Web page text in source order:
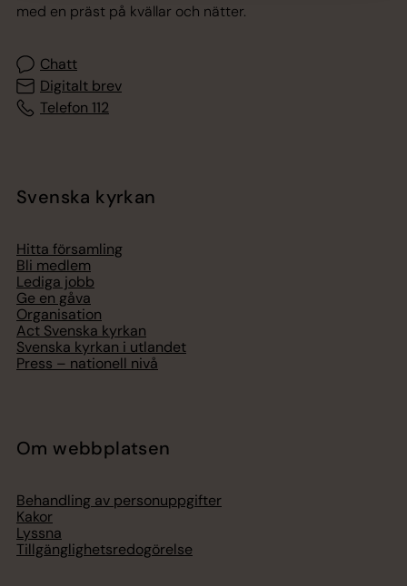
med en präst på kvällar och nätter.
Chatt
Digitalt brev
Telefon 112
Svenska kyrkan
Hitta församling
Bli medlem
Lediga jobb
Ge en gåva
Organisation
Act Svenska kyrkan
Svenska kyrkan i utlandet
Press – nationell nivå
Om webbplatsen
Behandling av personuppgifter
Kakor
Lyssna
Tillgänglighetsredogörelse